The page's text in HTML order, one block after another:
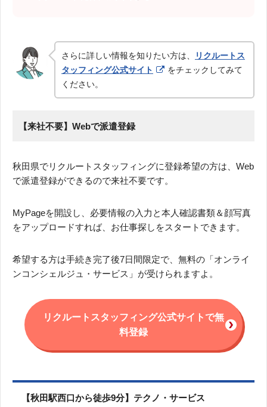
さらに詳しい情報を知りたい方は、
リクルートス
タッフィング公式サイト
をチェックしてみて
ください。
【来社不要】Webで派遣登録
秋田県でリクルートスタッフィングに登録希望の方は、Web
で派遣登録ができるので来社不要です。
MyPageを開設し、必要情報の入力と本人確認書類＆顔写真
をアップロードすれば、お仕事探しをスタートできます。
希望する方は手続き完了後7日間限定で、無料の「オンライ
ンコンシェルジュ・サービス」が受けられますよ。
リクルートスタッフィング公式サイトで無
料登録
【秋田駅西口から徒歩9分】テクノ・サービス